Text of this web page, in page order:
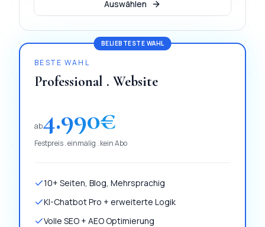
Auswählen
BELIEBTESTE WAHL
BESTE WAHL
Professional . Website
ab4.990€
Festpreis . einmalig . kein Abo
10+ Seiten, Blog, Mehrsprachig
KI-Chatbot Pro + erweiterte Logik
Volle SEO + AEO Optimierung